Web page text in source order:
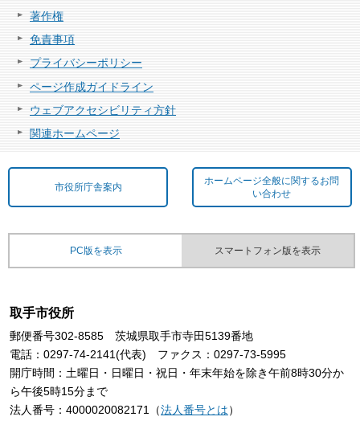
著作権
免責事項
プライバシーポリシー
ページ作成ガイドライン
ウェブアクセシビリティ方針
関連ホームページ
市役所庁舎案内
ホームページ全般に関するお問
い合わせ
PC版を表示 スマートフォン版を表示
取手市役所
郵便番号302-8585 茨城県取手市寺田5139番地
電話：0297-74-2141(代表) ファクス：0297-73-5995
開庁時間：土曜日・日曜日・祝日・年末年始を除き午前8時30分か
ら午後5時15分まで
法人番号：4000020082171（法人番号とは）